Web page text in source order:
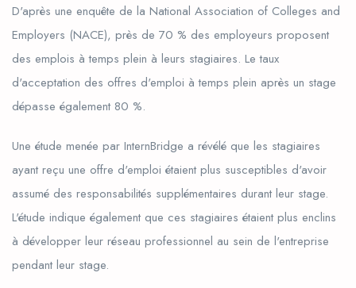
D'après une enquête de la National Association of Colleges and
Employers (NACE), près de 70 % des employeurs proposent
des emplois à temps plein à leurs stagiaires. Le taux
d'acceptation des offres d'emploi à temps plein après un stage
dépasse également 80 %.
Une étude menée par InternBridge a révélé que les stagiaires
ayant reçu une offre d'emploi étaient plus susceptibles d'avoir
assumé des responsabilités supplémentaires durant leur stage.
L'étude indique également que ces stagiaires étaient plus enclins
à développer leur réseau professionnel au sein de l'entreprise
pendant leur stage.